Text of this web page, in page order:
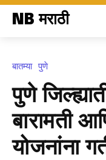
NB मराठी
बातम्या पुणे
पुणे
बारामती
योजनांना